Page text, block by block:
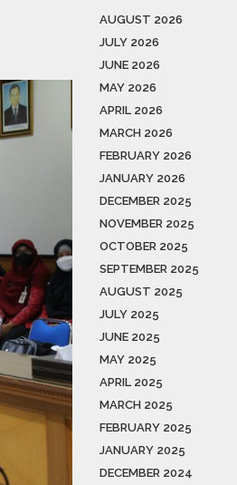
AUGUST 2026
JULY 2026
JUNE 2026
MAY 2026
APRIL 2026
MARCH 2026
FEBRUARY 2026
JANUARY 2026
DECEMBER 2025
NOVEMBER 2025
OCTOBER 2025
SEPTEMBER 2025
AUGUST 2025
JULY 2025
JUNE 2025
MAY 2025
APRIL 2025
MARCH 2025
FEBRUARY 2025
JANUARY 2025
DECEMBER 2024